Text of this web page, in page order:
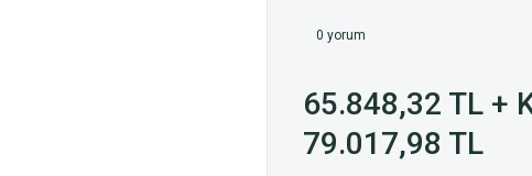
0 yorum
65.848,32 TL +
79.017,98 TL